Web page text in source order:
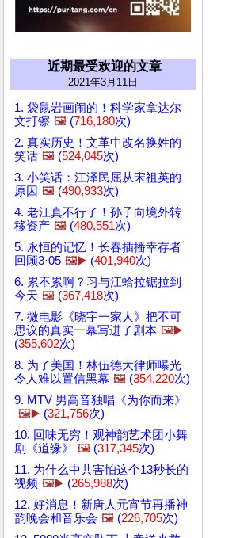
近期最受欢迎的文章
2021年3月11日
1. 袋鼠岩画闹的！科学家拿达尔
文打镲 🖼️ (716,180次)
2. 真实历史！文革中改名换姓的
笑话 🖼️ (524,045次)
3. 小笑话：江泽民屈从宋祖英的
原因 🖼️ (490,933次)
4. 老江真不行了！孙子向境外转
移资产 🖼️ (480,551次)
5. 永恒的记忆！长春插播幸存者
回顾3·05 🖼️▶️ (401,940次)
6. 累不累啊？习与江蛤拉锯拉到
今天 🖼️ (367,418次)
7. 微电影《晓宇一家人》把不可
思议的真实一幕写进了剧本 🖼️▶️
(355,602次)
8. 为了美国！林伍德大律师曝光
令人难以置信黑幕 🖼️ (354,220次)
9. MTV 男高音独唱《为你而来》
🖼️▶️ (321,756次)
10. 回味无穷！观神韵艺术团小舞
剧《道缘》
🖼️ (317,345次)
11. 为什么中共害怕这个13秒长的
视频 🖼️▶️ (265,988次)
12. 好消息！新唐人元宵节再播神
韵晚会和音乐会 🖼️ (226,705次)